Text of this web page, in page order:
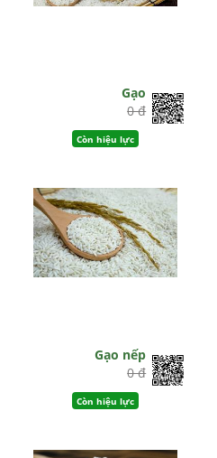
Gạo
0 đ
Còn hiệu lực
Gạo nếp
0 đ
Còn hiệu lực